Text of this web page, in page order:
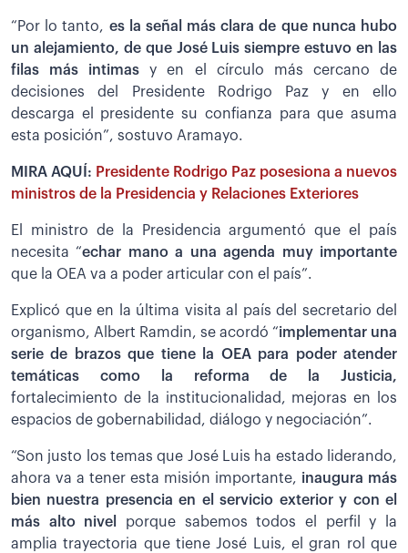
“Por lo tanto, es la señal más clara de que nunca hubo
un alejamiento, de que José Luis siempre estuvo en las
filas más intimas y en el círculo más cercano de
decisiones del Presidente Rodrigo Paz y en ello
descarga el presidente su confianza para que asuma
esta posición”, sostuvo Aramayo.
MIRA AQUÍ: Presidente Rodrigo Paz posesiona a nuevos
ministros de la Presidencia y Relaciones Exteriores
El ministro de la Presidencia argumentó que el país
necesita “echar mano a una agenda muy importante
que la OEA va a poder articular con el país”.
Explicó que en la última visita al país del secretario del
organismo, Albert Ramdin, se acordó “implementar una
serie de brazos que tiene la OEA para poder atender
temáticas como la reforma de la Justicia,
fortalecimiento de la institucionalidad, mejoras en los
espacios de gobernabilidad, diálogo y negociación”.
“Son justo los temas que José Luis ha estado liderando,
ahora va a tener esta misión importante, inaugura más
bien nuestra presencia en el servicio exterior y con el
más alto nivel porque sabemos todos el perfil y la
amplia trayectoria que tiene José Luis, el gran rol que